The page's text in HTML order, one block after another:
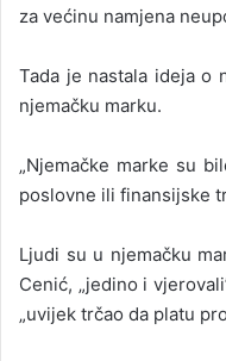
za većinu namjena
Tada je nastala ideja o
njemačku marku.
„Njemačke marke su
poslovne ili finansijske
Ljudi su u njemačku
Cenić, „jedino i
„uvijek trčao da platu